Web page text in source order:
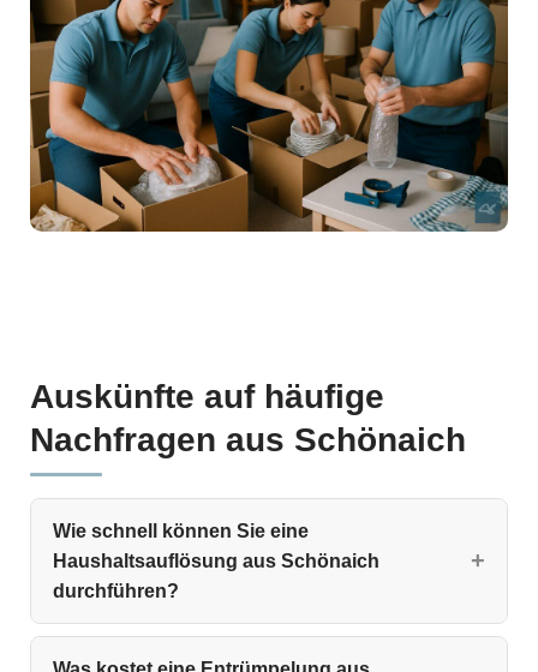
Auskünfte auf häufige
Nachfragen aus Schönaich
Wie schnell können Sie eine
Haushaltsauflösung aus Schönaich
durchführen?